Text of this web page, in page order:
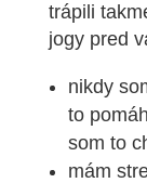
trápili
jogy pred
nikdy
to
som to
mám